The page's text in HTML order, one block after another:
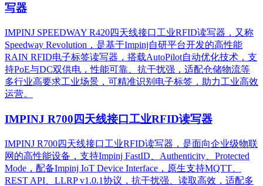
写器
IMPINJ SPEEDWAY R420四天线接口工业RFID读写器，又称
Speedway Revolution，是基于Impinj自研平台开发的高性能
RAIN RFID电子标签读写器，搭载AutoPilot自动优化技术，支
持PoE与DC双供电，性能可靠、抗干扰强，适配仓储物流等
多行业高要求工业场景，可精准识别电子标签，助力工业高效
运营。​
IMPINJ R700四天线接口工业RFID读写器
IMPINJ R700四天线接口工业RFID读写器，是面向企业级物联
网的高性能设备，支持Impinj FastID、Authenticity、Protected
Mode，配备Impinj IoT Device Interface，原生支持MQTT、
REST API、LLRP v1.0.1协议，抗干扰强、读取高效，适配多